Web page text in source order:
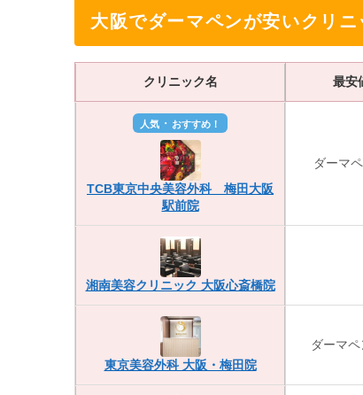
大阪でダーマペンが安いクリニ
クリニック名 最安
人気 ・ おすすめ！
TCB東京中央美容外科 梅田大阪
駅前院
ダーマ
湘南美容クリニック 大阪心斎橋院
東京美容外科 大阪・梅田院
ダーマ